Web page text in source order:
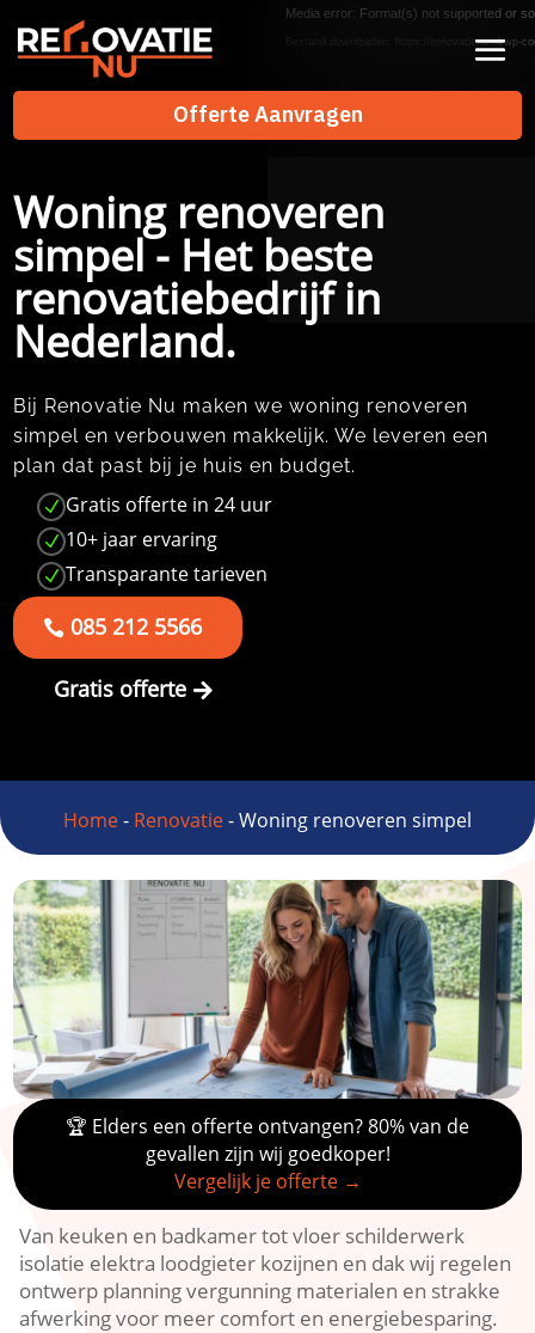
Offerte Aanvragen
Offerte Aanvragen
Media error: Format(s) not supported or
Bestand downloaden: https://renovatienu.nl/wp-
Woning renoveren
simpel - Het beste
renovatiebedrijf in
Nederland.
Bij Renovatie Nu maken we woning renoveren
simpel en verbouwen makkelijk.​ We leveren een
plan dat past bij je huis en budget.​
N Gratis offerte in 24 uur
N 10+ jaar ervaring
N Transparante tarieven
085 212 5566
Gratis offerte
Home- Renovatie-Woning renoveren simpel
🏆 Elders een offerte ontvangen? 80% van de
gevallen zijn wij goedkoper!
Vergelijk je offerte →
Van keuken en badkamer tot vloer schilderwerk
isolatie elektra loodgieter kozijnen en dak wij regelen
ontwerp planning vergunning materialen en strakke
afwerking voor meer comfort en energiebesparing.​